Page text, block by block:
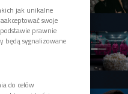
jak unikalne
swoje
prawnie
będą sygnalizowane
do celów